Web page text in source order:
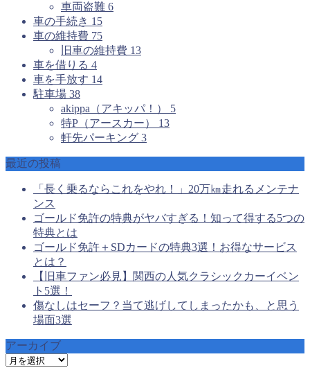
車両盗難 6
車の手続き 15
車の維持費 75
旧車の維持費 13
車を借りる 4
車を手放す 14
駐車場 38
akippa（アキッパ！） 5
特P（アースカー） 13
軒先パーキング 3
最近の投稿
「長く乗るならこれをやれ！」20万㎞走れるメンテナ
ンス
ゴールド免許の特典がヤバすぎる！知って得する5つの
特典とは
ゴールド免許＋SDカードの特典3選！お得なサービス
とは？
【旧車ファン必見】関西の人気クラシックカーイベン
ト5選！
傷なしはセーフ？当て逃げしてしまったかも、と思う
場面3選
アーカイブ
ア